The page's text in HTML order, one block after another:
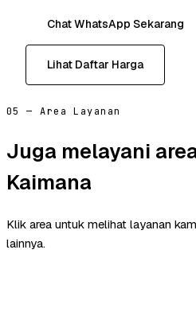
Chat WhatsApp Sekarang
Lihat Daftar Harga
05 — Area Layanan
Juga melayani
Kaimana
Klik area untuk melihat layanan
lainnya.